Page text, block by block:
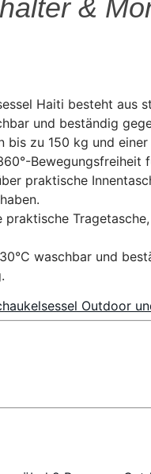
&
Haiti besteht aus
und beständig
zu 150 kg und
Bewegungsfreiheit
waschbar und
Outdoor